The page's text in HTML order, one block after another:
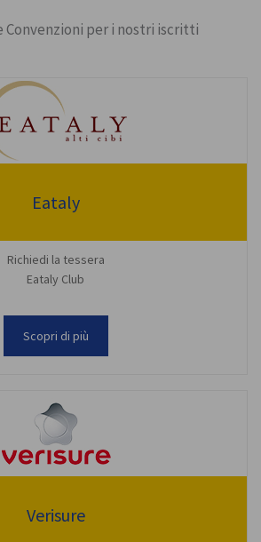
per i nostri iscritti
Eataly
Richiedi la tessera
Eataly Club
Scopri di più
Verisure